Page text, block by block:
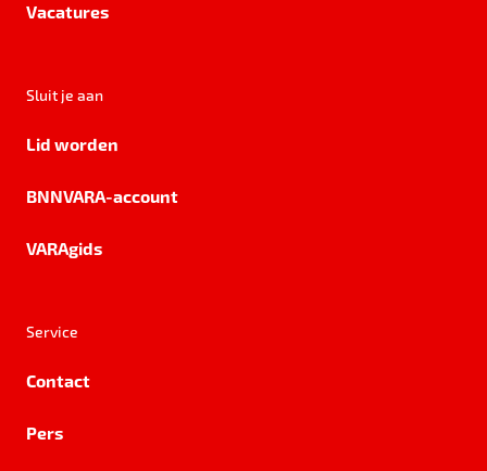
Vacatures
Sluit je aan
Lid worden
BNNVARA-account
VARAgids
Service
Contact
Pers